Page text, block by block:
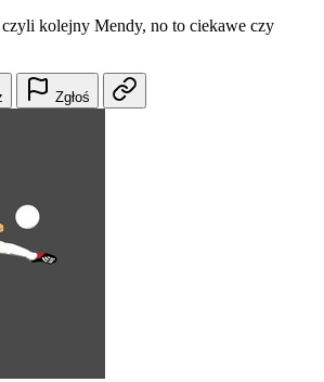
czyli kolejny Mendy, no to ciekawe czy
Zgłoś